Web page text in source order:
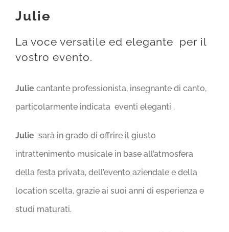
Julie
La voce versatile ed elegante per il
vostro evento.
Julie cantante professionista, insegnante di canto,
particolarmente indicata eventi eleganti .
Julie sarà in grado di offrire il giusto
intrattenimento musicale in base all’atmosfera
della festa privata, dell’evento aziendale e della
location scelta, grazie ai suoi anni di esperienza e
studi maturati.